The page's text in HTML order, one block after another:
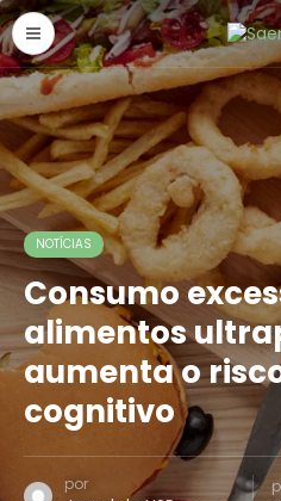
NOTÍCIAS
Consumo
alimentos
aumenta o
cognitivo
por